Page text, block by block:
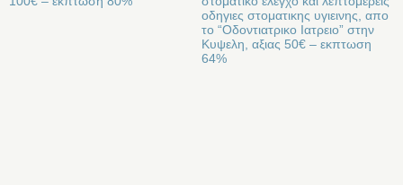
οδηγιες στοματικης υγιεινης, απο
το “Οδοντιατρικο Ιατρειο” στην
Κυψελη, αξιας 50€ – εκπτωση
64%